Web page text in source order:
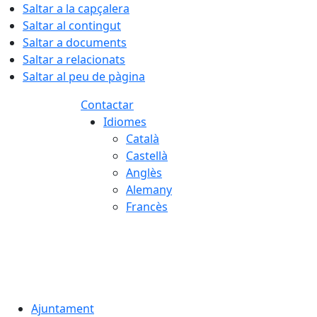
Saltar a la capçalera
Saltar al contingut
Saltar a documents
Saltar a relacionats
Saltar al peu de pàgina
Contactar
Idiomes
Català
Castellà
Anglès
Alemany
Francès
Ajuntament